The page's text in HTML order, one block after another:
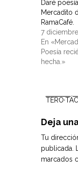
Daré
Mercadito
RamaCafé.
7
En
Poesía
hecha.»
Deja
Tu
publicada.
marcados